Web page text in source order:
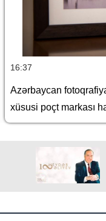
16:37
Azərbaycan
xüsusi poçt markası